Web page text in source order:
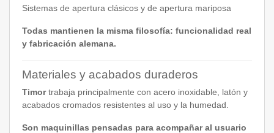
Sistemas de apertura clásicos y de apertura mariposa
Todas mantienen la misma filosofía: funcionalidad real
y fabricación alemana.
Materiales y acabados duraderos
Timortrabaja principalmente con acero inoxidable, latón y
acabados cromados resistentes al uso y la humedad.
Son maquinillas pensadas para acompañar al usuario